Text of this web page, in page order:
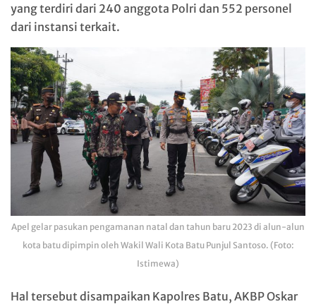
yang terdiri dari 240 anggota Polri dan 552 personel
dari instansi terkait.
Apel gelar pasukan pengamanan natal dan tahun baru 2023 di alun-alun
kota batu dipimpin oleh Wakil Wali Kota Batu Punjul Santoso. (Foto:
Istimewa)
Hal tersebut disampaikan Kapolres Batu, AKBP Oskar